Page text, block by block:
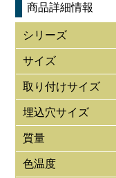
商品詳細情報
シリーズ
サイズ
取り付けサイズ
埋込穴サイズ
質量
色温度